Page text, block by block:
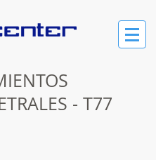
- T77